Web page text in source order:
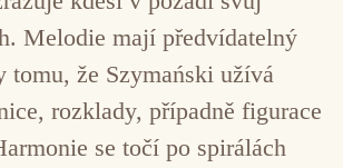
Melodie mají předvídatelný
tomu, že Szymański užívá
rozklady, případně figurace
se točí po spirálách